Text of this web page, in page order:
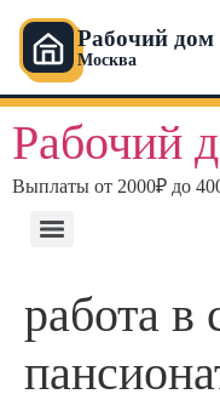
Рабочий дом
Москва
Рабочий
Выплаты от 2000₽ до
работа в